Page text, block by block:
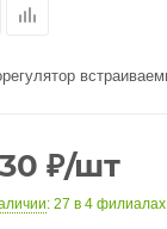
₽/шт
: 27 в 4 филиалах